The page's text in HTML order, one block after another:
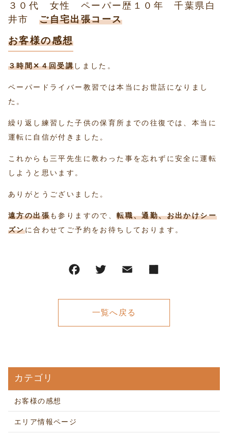
３０代 女性 ペーパー歴１０年 千葉県白
井市ご自宅出張コース
お客様の感想
３時間✕４回受講しました。
ペーパードライバー教習では本当にお世話になりまし
た。
繰り返し練習した子供の保育所までの往復では、本当に
運転に自信が付きました。
これからも三平先生に教わった事を忘れずに安全に運転
しようと思います。
ありがとうございました。
遠方の出張も参りますので、転職、通勤、お出かけシー
ズンに合わせてご予約をお待ちしております。
一覧へ戻る
カテゴリ
お客様の感想
エリア情報ページ